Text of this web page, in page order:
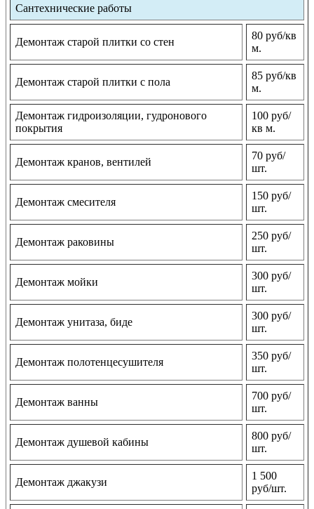
Сантехнические работы
Демонтаж старой плитки со стен
80 руб/кв
м.
Демонтаж старой плитки с пола
85 руб/кв
м.
Демонтаж гидроизоляции, гудронового
покрытия
100 руб/
кв м.
Демонтаж кранов, вентилей
70 руб/
шт.
Демонтаж смесителя
150 руб/
шт.
Демонтаж раковины
250 руб/
шт.
Демонтаж мойки
300 руб/
шт.
Демонтаж унитаза, биде
300 руб/
шт.
Демонтаж полотенцесушителя
350 руб/
шт.
Демонтаж ванны
700 руб/
шт.
Демонтаж душевой кабины
800 руб/
шт.
Демонтаж джакузи
1 500
руб/шт.